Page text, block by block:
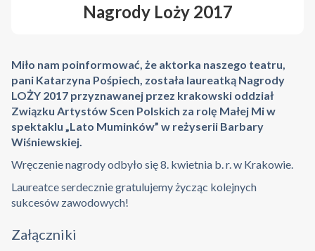
Nagrody Loży 2017
Miło nam poinformować, że aktorka naszego teatru,
pani Katarzyna Pośpiech, została laureatką Nagrody
LOŻY 2017 przyznawanej przez krakowski oddział
Związku Artystów Scen Polskich za rolę Małej Mi w
spektaklu „Lato Muminków” w reżyserii Barbary
Wiśniewskiej.
Wręczenie nagrody odbyło się 8. kwietnia b. r. w Krakowie.
Laureatce serdecznie gratulujemy życząc kolejnych
sukcesów zawodowych!
Załączniki